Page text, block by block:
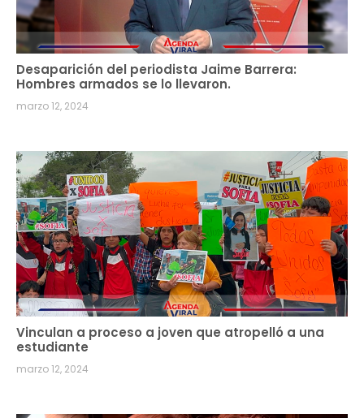
Desaparición del periodista Jaime Barrera:
Hombres armados se lo llevaron.
marzo 12, 2024
Vinculan a proceso a joven que atropelló a una
estudiante
marzo 12, 2024